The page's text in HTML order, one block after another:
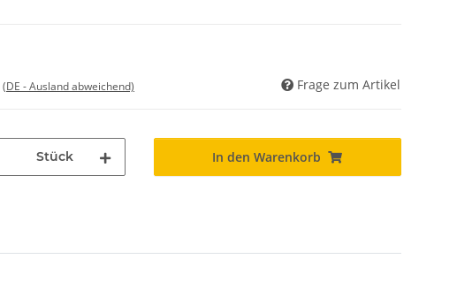
(DE - Ausland abweichend) Frage zum Artikel
Stück In den Warenkorb